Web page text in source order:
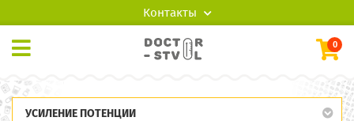
Контакты
0
УСИЛЕНИЕ ПОТЕНЦИИ